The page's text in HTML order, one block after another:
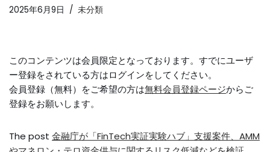
2025年6月9日 未分類
このコンテンツは会員限定となっております。すでにユーザ
ー登録をされている方はログインをしてください。
会員登録（無料）をご希望の方は無料会員登録ページからご
登録をお願いします。
The post 金融庁が「FinTech実証実験ハブ」支援案件、AMM